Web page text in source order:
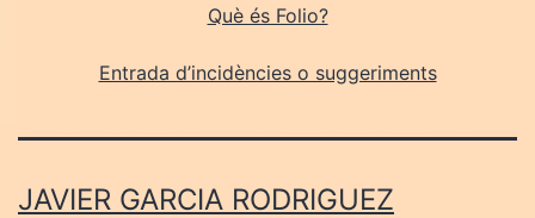
Què és Folio?
Entrada d’incidències o suggeriments
JAVIER GARCIA RODRIGUEZ